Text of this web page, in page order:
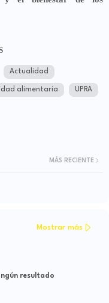
Actualidad
alimentaria UPRA
MÁS RECIENTE
Mostrar más
resultado